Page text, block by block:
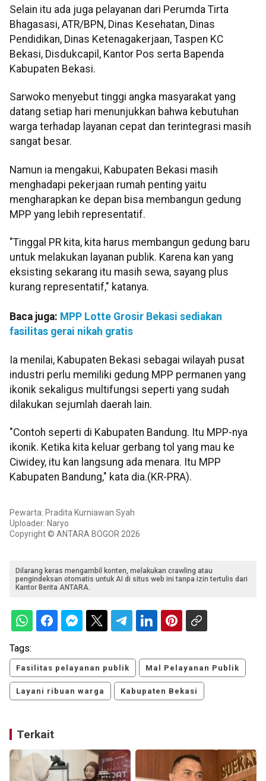
Selain itu ada juga pelayanan dari Perumda Tirta
Bhagasasi, ATR/BPN, Dinas Kesehatan, Dinas
Pendidikan, Dinas Ketenagakerjaan, Taspen KC
Bekasi, Disdukcapil, Kantor Pos serta Bapenda
Kabupaten Bekasi.
Sarwoko menyebut tinggi angka masyarakat yang
datang setiap hari menunjukkan bahwa kebutuhan
warga terhadap layanan cepat dan terintegrasi masih
sangat besar.
Namun ia mengakui, Kabupaten Bekasi masih
menghadapi pekerjaan rumah penting yaitu
mengharapkan ke depan bisa membangun gedung
MPP yang lebih representatif.
"Tinggal PR kita, kita harus membangun gedung baru
untuk melakukan layanan publik. Karena kan yang
eksisting sekarang itu masih sewa, sayang plus
kurang representatif," katanya.
Baca juga: MPP Lotte Grosir Bekasi sediakan
fasilitas gerai nikah gratis
Ia menilai, Kabupaten Bekasi sebagai wilayah pusat
industri perlu memiliki gedung MPP permanen yang
ikonik sekaligus multifungsi seperti yang sudah
dilakukan sejumlah daerah lain.
"Contoh seperti di Kabupaten Bandung. Itu MPP-nya
ikonik. Ketika kita keluar gerbang tol yang mau ke
Ciwidey, itu kan langsung ada menara. Itu MPP
Kabupaten Bandung," kata dia.(KR-PRA).
Pewarta: Pradita Kurniawan Syah
Uploader: Naryo
Copyright © ANTARA BOGOR 2026
Dilarang keras mengambil konten, melakukan crawling atau
pengindeksan otomatis untuk AI di situs web ini tanpa izin tertulis dari
Kantor Berita ANTARA.
Tags:
Fasilitas pelayanan publik Mal Pelayanan Publik
Layani ribuan warga Kabupaten Bekasi
Terkait